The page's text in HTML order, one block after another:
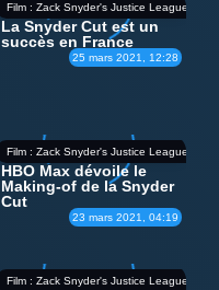
Film : Zack Snyder's Justice League
25 mars 2021, 12:28
La Snyder Cut est un
succès en France
Film : Zack Snyder's Justice League
23 mars 2021, 04:19
HBO Max dévoile le
Making-of de la Snyder
Cut
Film : Zack Snyder's Justice League